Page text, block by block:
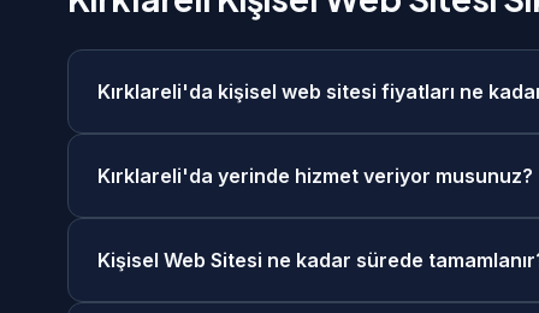
Kırklareli'da kişisel web sitesi fiyatları ne
ücretsiz keşif görüşmesi sonrasında size özel
Kırklareli'da yerinde hizmet veriyor musunuz?
görüşme seçeneğimiz de mevcuttur.
Kişisel Web Sitesi ne kadar sürede